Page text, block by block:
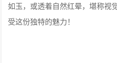
如玉，或透着自然红晕，堪称视
受这份独特的魅力！